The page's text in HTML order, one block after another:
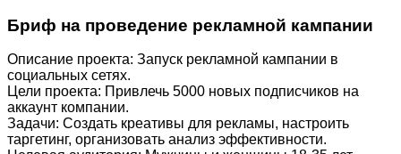
Бриф на проведение рекламной кампании
Описание проекта: Запуск рекламной кампании в
социальных сетях.
Цели проекта: Привлечь 5000 новых подписчиков на
аккаунт компании.
Задачи: Создать креативы для рекламы, настроить
таргетинг, организовать анализ эффективности.